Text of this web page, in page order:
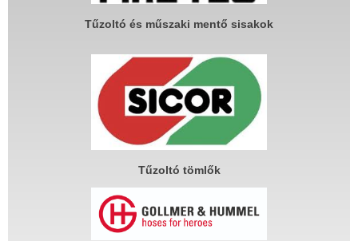
Tűzoltó és műszaki mentő sisakok
Tűzoltó tömlők